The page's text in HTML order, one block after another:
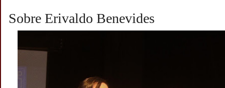
Sobre Erivaldo Benevides